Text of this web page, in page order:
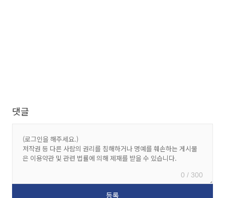
댓글
0 / 300